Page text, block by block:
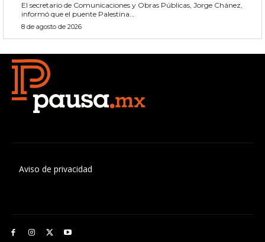
El secretario de Comunicaciones y Obras Públicas, Jorge Chánez,
informó que el puente Palestina...
8 de agosto de 2026
Aviso de privacidad